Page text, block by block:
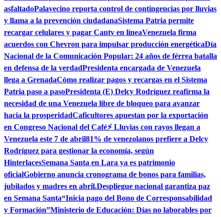
asfaltadoPalavecino reporta control de contingencias por lluvias
y llama a la prevención ciudadanaSistema Patria permite
recargar celulares y pagar Cantv en líneaVenezuela firma
acuerdos con Chevron para impulsar producción energéticaDía
Nacional de la Comunicación Popular: 24 años de férrea batalla
en defensa de la verdadPresidenta encargada de Venezuela
llega a GrenadaCómo realizar pagos y recargas en el Sistema
Patria paso a pasoPresidenta (E) Delcy Rodríguez reafirma la
necesidad de una Venezuela libre de bloqueo para avanzar
hacia la prosperidadCaficultores apuestan por la exportación
en Congreso Nacional del Café⚡ Lluvias con rayos llegan a
Venezuela este 7 de abril81% de venezolanos prefiere a Delcy
Rodríguez para gestionar la economía, según
HinterlacesSemana Santa en Lara ya es patrimonio
oficialGobierno anuncia cronograma de bonos para familias,
jubilados y madres en abril.Despliegue nacional garantiza paz
en Semana Santa“Inicia pago del Bono de Corresponsabilidad
y Formación”Ministerio de Educación: Días no laborables por